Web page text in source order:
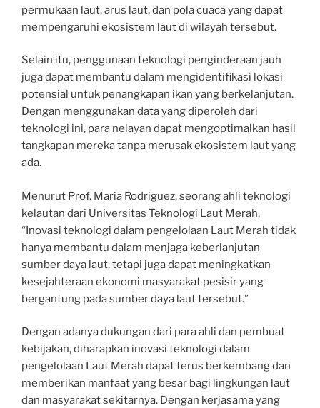
permukaan laut, arus laut, dan pola cuaca yang dapat
mempengaruhi ekosistem laut di wilayah tersebut.
Selain itu, penggunaan teknologi penginderaan jauh
juga dapat membantu dalam mengidentifikasi lokasi
potensial untuk penangkapan ikan yang berkelanjutan.
Dengan menggunakan data yang diperoleh dari
teknologi ini, para nelayan dapat mengoptimalkan hasil
tangkapan mereka tanpa merusak ekosistem laut yang
ada.
Menurut Prof. Maria Rodriguez, seorang ahli teknologi
kelautan dari Universitas Teknologi Laut Merah,
“Inovasi teknologi dalam pengelolaan Laut Merah tidak
hanya membantu dalam menjaga keberlanjutan
sumber daya laut, tetapi juga dapat meningkatkan
kesejahteraan ekonomi masyarakat pesisir yang
bergantung pada sumber daya laut tersebut.”
Dengan adanya dukungan dari para ahli dan pembuat
kebijakan, diharapkan inovasi teknologi dalam
pengelolaan Laut Merah dapat terus berkembang dan
memberikan manfaat yang besar bagi lingkungan laut
dan masyarakat sekitarnya. Dengan kerjasama yang